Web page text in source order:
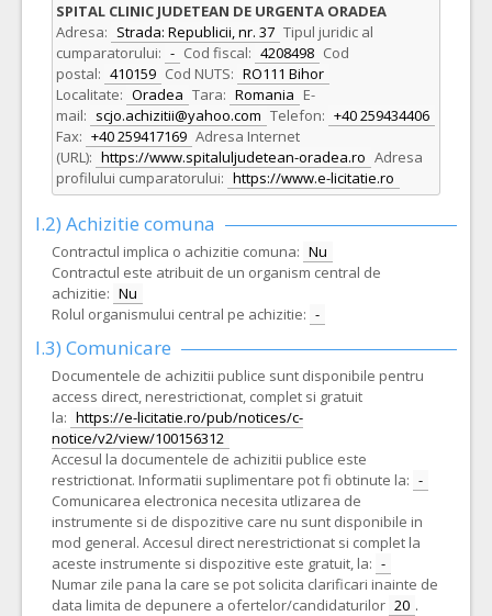
SPITAL CLINIC JUDETEAN DE URGENTA ORADEA
Adresa: Strada: Republicii, nr. 37 Tipul juridic al
cumparatorului: - Cod fiscal: 4208498 Cod
postal: 410159 Cod NUTS: RO111 Bihor
Localitate: Oradea Tara: Romania E-
mail: scjo.achizitii@yahoo.com Telefon: +40 259434406
Fax: +40 259417169 Adresa Internet
(URL): https://www.spitaluljudetean-oradea.ro Adresa
profilului cumparatorului: https://www.e-licitatie.ro
I.2) Achizitie comuna
Contractul implica o achizitie comuna: Nu
Contractul este atribuit de un organism central de
achizitie: Nu
Rolul organismului central pe achizitie: -
I.3) Comunicare
Documentele de achizitii publice sunt disponibile pentru
access direct, nerestrictionat, complet si gratuit
la: https://e-licitatie.ro/pub/notices/c-
notice/v2/view/100156312
Accesul la documentele de achizitii publice este
restrictionat. Informatii suplimentare pot fi obtinute la: -
Comunicarea electronica necesita utlizarea de
instrumente si de dispozitive care nu sunt disponibile in
mod general. Accesul direct nerestrictionat si complet la
aceste instrumente si dispozitive este gratuit, la: -
Numar zile pana la care se pot solicita clarificari inainte de
data limita de depunere a ofertelor/candidaturilor 20 .